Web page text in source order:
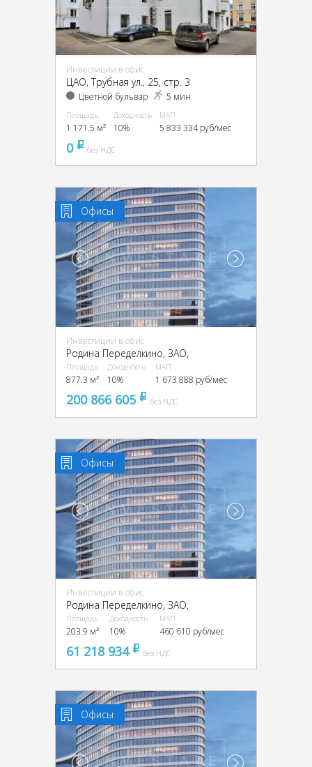
Инвестиции в офис
ЦАО, Трубная ул., 25, стр. 3
Цветной бульвар 5 мин
Площадь
1 171.5 м²
Доходность
10%
МАП
5 833 334 руб/мес
0 pуббез НДС
Офисы
Инвестиции в офис
Родина Переделкино, ЗАО,
Площадь
877.3 м²
Доходность
10%
МАП
1 673 888 руб/мес
200 866 605 pуббез НДС
Офисы
Инвестиции в офис
Родина Переделкино, ЗАО,
Площадь
203.9 м²
Доходность
10%
МАП
460 610 руб/мес
61 218 934 pуббез НДС
Офисы